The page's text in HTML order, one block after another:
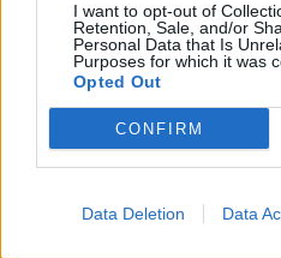
I want to opt-out of
Retention, Sale, and/or
Personal Data that Is
Purposes for which it was
Opted Out
CONFIRM
Data Deletion Data
Άστρος: Οι Χαΐνηδες
ενώνουν τις δυνάμεις
συναυλία
06/08/2026 18:54